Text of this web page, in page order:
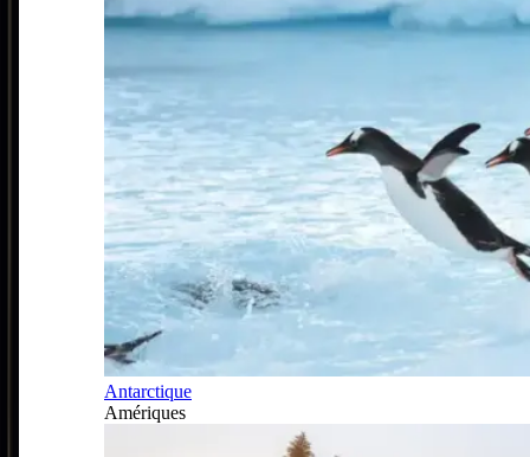
Antarctique
Amériques